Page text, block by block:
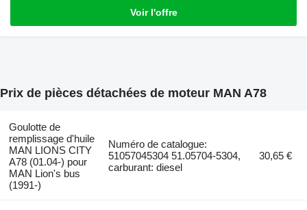
Voir l'offre
Prix de pièces détachées de moteur MAN A78
Goulotte de
remplissage d'huile
MAN LIONS CITY
A78 (01.04-) pour
MAN Lion's bus
(1991-)
Numéro de catalogue:
51057045304 51.05704-5304,
carburant: diesel
30,65 €